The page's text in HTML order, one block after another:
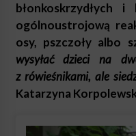
błonkoskrzydłych
ogólnoustrojową
osy, pszczoły albo
wysyłać dzieci na
z rówieśnikami, ale
Katarzyna